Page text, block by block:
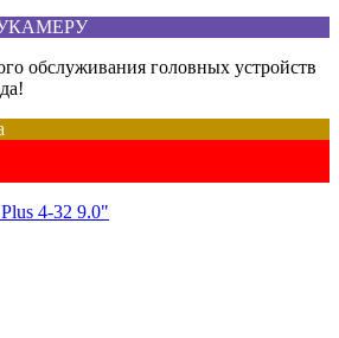
обслуживания головных устройств
4-32 9.0"